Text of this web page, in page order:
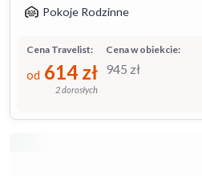
Pokoje Rodzinne
Cena w obiekcie:
945 zł
Cena Travelist:
od 614 zł
2 dorosłych